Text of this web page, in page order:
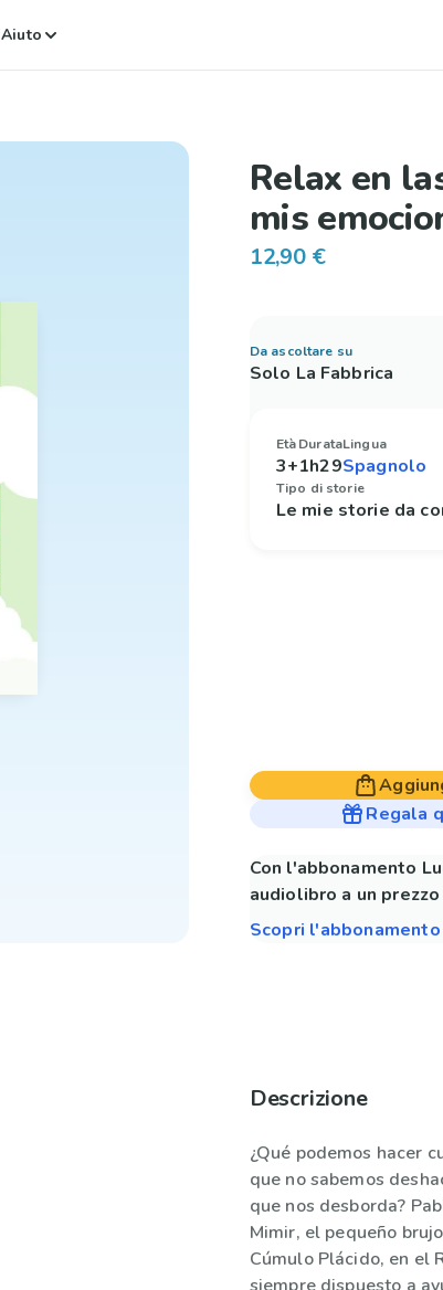
Aiuto
Relax en
mis
12,90 €
Da ascoltare su
Solo La Fabbrica
Età
3+
Durata
1h29
Lingua
Tipo di storie
Le mie storie da
Regala
Con l'abbonamento
audiolibro a un
Scopri l'abbonamento
Descrizione
¿Qué podemos hacer
que no sabemos
que nos desborda?
Mimir, el pequeño
Cúmulo Plácido, en el